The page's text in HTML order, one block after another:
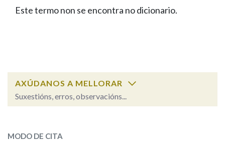
FIGURAS HOMENAXEADAS
PORTAL DAS PALABRAS
Facebook
TwitterYoutubeInstagram
Bluesky
BUSCAR NOS LEMAS
Remata por
Este termo non se encontra no dicionario.
AXÚDANOS A MELLORAR
Suxestións, erros, observacións...
Observación
MODO DE CITA